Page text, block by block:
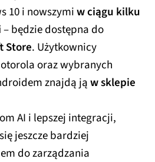
10 i nowszymiw ciągu kilku
– będzie dostępna do
Store. Użytkownicy
oraz wybranych
znajdą jąw sklepie
AI i lepszej integracji,
jeszcze bardziej
do zarządzania